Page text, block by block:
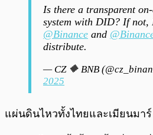
Is there a transparent
system with DID? If
@Binance and
distribute.
— CZ 🔶 BNB
2025
แผ่นดินไหวทั้งไทยและเมียนมาร์